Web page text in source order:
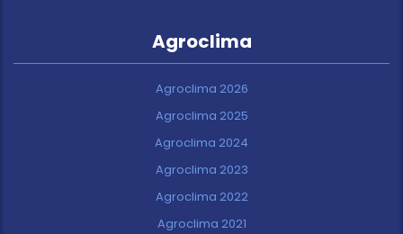
Agroclima
Agroclima 2026
Agroclima 2025
Agroclima 2024
Agroclima 2023
Agroclima 2022
Agroclima 2021